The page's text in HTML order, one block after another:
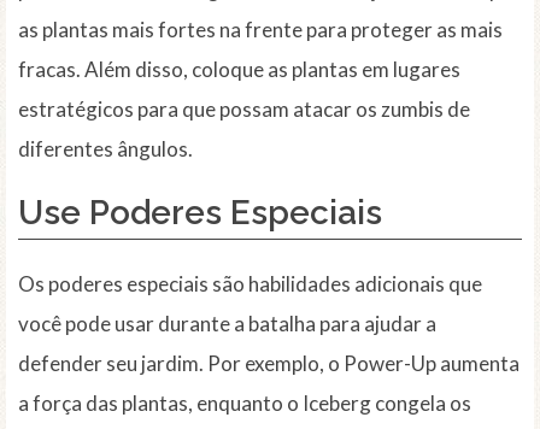
as plantas mais fortes na frente para proteger as mais
fracas. Além disso, coloque as plantas em lugares
estratégicos para que possam atacar os zumbis de
diferentes ângulos.
Use Poderes Especiais
Os poderes especiais são habilidades adicionais que
você pode usar durante a batalha para ajudar a
defender seu jardim. Por exemplo, o Power-Up aumenta
a força das plantas, enquanto o Iceberg congela os